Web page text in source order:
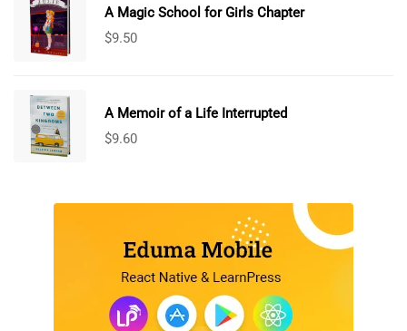
A Magic School for Girls Chapter
$9.50
A Memoir of a Life Interrupted
$9.60